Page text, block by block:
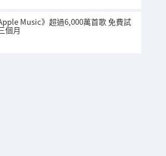
Music》超過6,000萬首歌 免費試
個月